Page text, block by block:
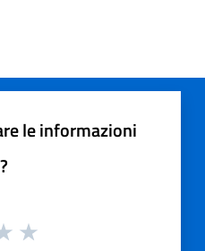
le informazioni